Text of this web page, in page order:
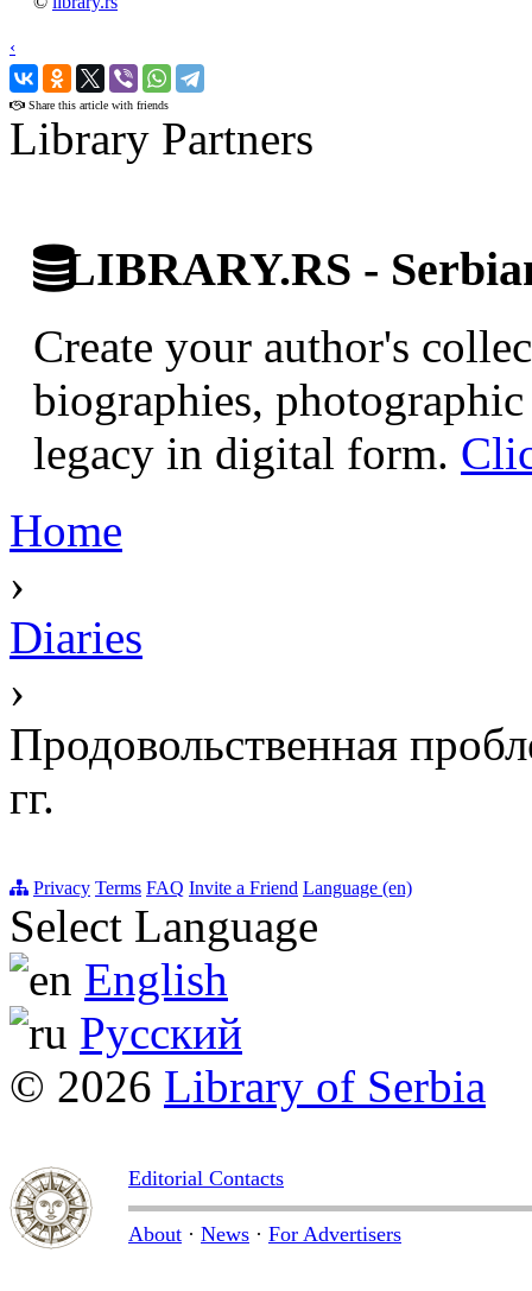
‹
›
Share this article with friends
Library Partners
LIBRARY.RS -
Create your author's
biographies,
legacy in digital form.
Home
›
Diaries
›
Продовольственная
гг.
Privacy Terms FAQ Invite a Friend Language (en)
Select Language
English
Русский
© 2026 Library of Serbia
Editorial Contacts
About · News · For Advertisers